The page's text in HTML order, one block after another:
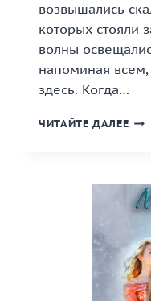
возвышались
которых стояли
волны
напоминая
здесь. Когда…
ЧИТАЙТЕ ДАЛЕЕ